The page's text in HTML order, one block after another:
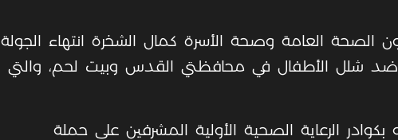
الصحة العامة وصحة الأسرة كمال الشخرة انتهاء الجولة
ضد شلل الأطفال في محافظتي القدس وبيت لحم، والتي
بكوادر الرعاية الصحية الأولية المشرفين على حملة